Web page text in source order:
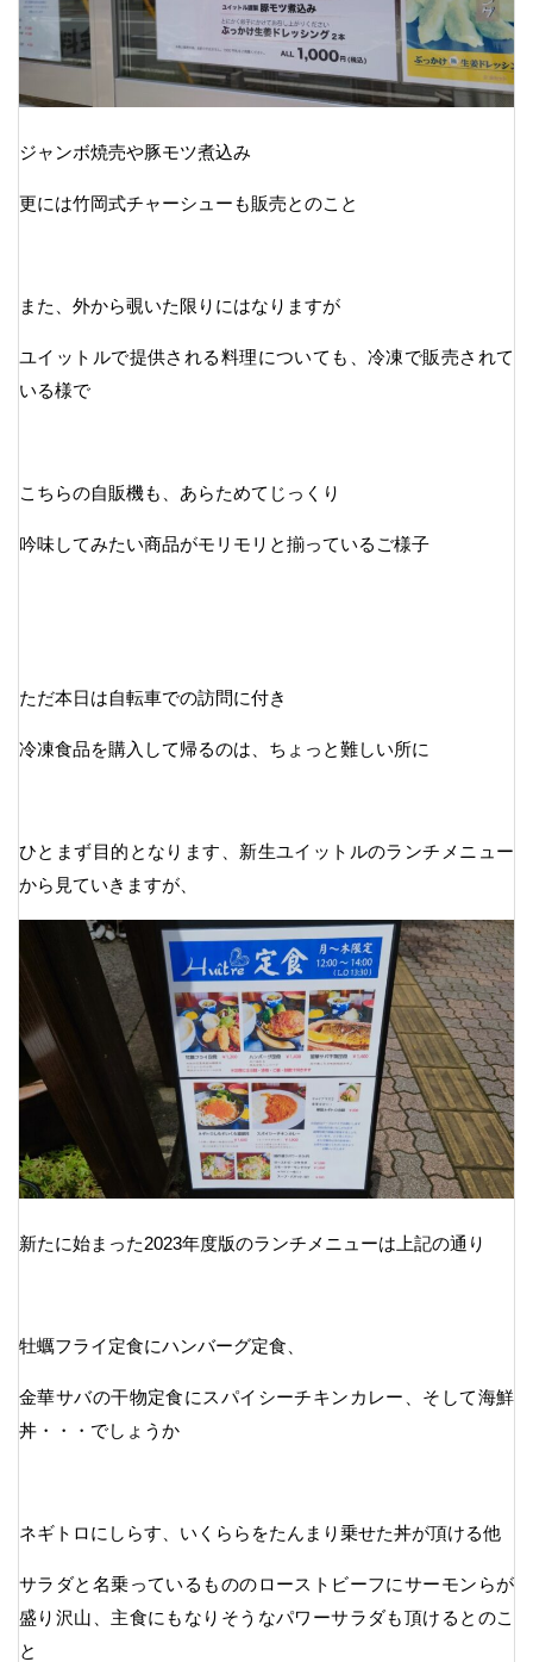
ジャンボ焼売や豚モツ煮込み
更には竹岡式チャーシューも販売とのこと
また、外から覗いた限りにはなりますが
ユイットルで提供される料理についても、冷凍で販売されて
いる様で
こちらの自販機も、あらためてじっくり
吟味してみたい商品がモリモリと揃っているご様子
ただ本日は自転車での訪問に付き
冷凍食品を購入して帰るのは、ちょっと難しい所に
ひとまず目的となります、新生ユイットルのランチメニュー
から見ていきますが、
新たに始まった2023年度版のランチメニューは上記の通り
牡蠣フライ定食にハンバーグ定食、
金華サバの干物定食にスパイシーチキンカレー、そして海鮮
丼・・・でしょうか
ネギトロにしらす、いくららをたんまり乗せた丼が頂ける他
サラダと名乗っているもののローストビーフにサーモンらが
盛り沢山、主食にもなりそうなパワーサラダも頂けるとのこ
と